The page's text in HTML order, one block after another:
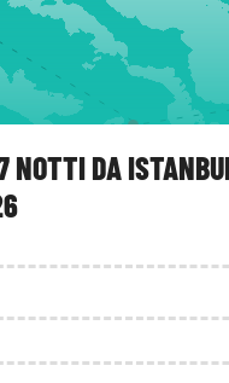
NOTTI DA